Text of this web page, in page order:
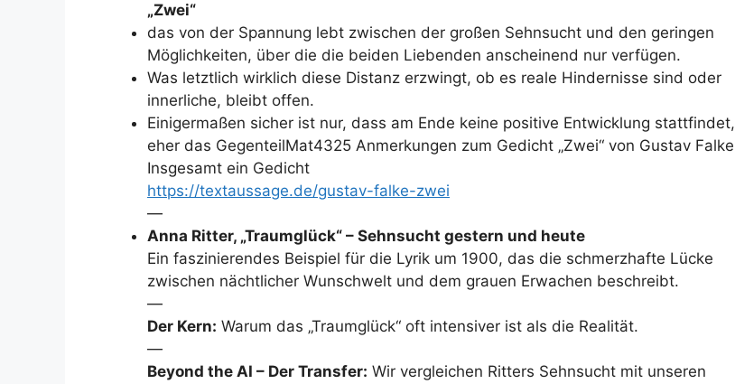
„Zwei“
das von der Spannung lebt zwischen der großen Sehnsucht und den geringen
Möglichkeiten, über die die beiden Liebenden anscheinend nur verfügen.
Was letztlich wirklich diese Distanz erzwingt, ob es reale Hindernisse sind oder
innerliche, bleibt offen.
Einigermaßen sicher ist nur, dass am Ende keine positive Entwicklung stattfindet,
eher das GegenteilMat4325 Anmerkungen zum Gedicht „Zwei“ von Gustav Falke
Insgesamt ein Gedicht
https://textaussage.de/gustav-falke-zwei
—
Anna Ritter, „Traumglück“ – Sehnsucht gestern und heute
Ein faszinierendes Beispiel für die Lyrik um 1900, das die schmerzhafte Lücke
zwischen nächtlicher Wunschwelt und dem grauen Erwachen beschreibt.
—
Der Kern: Warum das „Traumglück“ oft intensiver ist als die Realität.
—
Beyond the AI – Der Transfer: Wir vergleichen Ritters Sehnsucht mit unseren